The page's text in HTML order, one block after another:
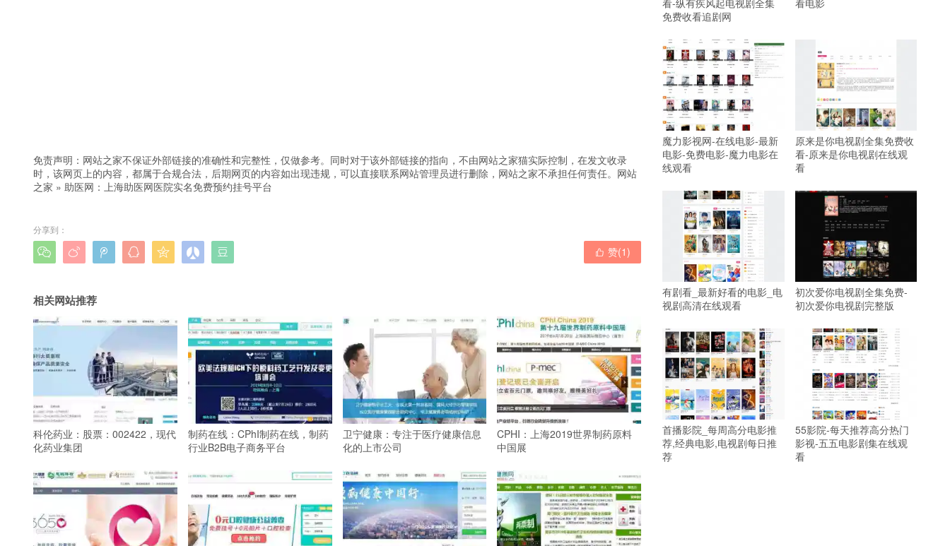
免责声明：网站之家不保证外部链接的准确性和完整性，仅做参考。同时对于该外部链接的指向，不由网站之家猫实际控制，在发文收录
时，该网页上的内容，都属于合规合法，后期网页的内容如出现违规，可以直接联系网站管理员进行删除，网站之家不承担任何责任。 网站
之家 » 助医网：上海助医网医院实名免费预约挂号平台
分享到：
        赞(1)
相关网站推荐
科伦药业：股票：002422，现代
化药业集团
制药在线：CPhI制药在线，制药
行业B2B电子商务平台
卫宁健康：专注于医疗健康信息
化的上市公司
CPHI：上海2019世界制药原料
中国展
看-纵有疾风起电视剧全集
免费收看追剧网
看电影
魔力影视网-在线电影-最新
电影-免费电影-魔力电影在
线观看
原来是你电视剧全集免费收
看-原来是你电视剧在线观
看
有剧看_最新好看的电影_电
视剧高清在线观看
初次爱你电视剧全集免费-
初次爱你电视剧完整版
首播影院_每周高分电影推
荐,经典电影,电视剧每日推
荐
55影院-每天推荐高分热门
影视-五五电影剧集在线观
看